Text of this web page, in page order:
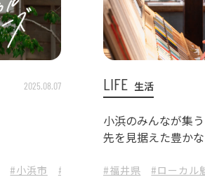
2025.08.07
#小浜市 #福井県 #ローカルヒーローズ
LIFE 生活
小浜のみんなが集
先を見据えた豊か
#福井県 #ローカル